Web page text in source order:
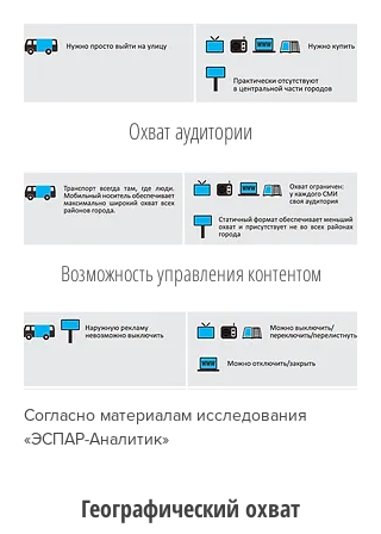
Охват аудитории
Возможность управления контентом
Согласно материалам исследования
«ЭСПАР-Аналитик»
Географический охват